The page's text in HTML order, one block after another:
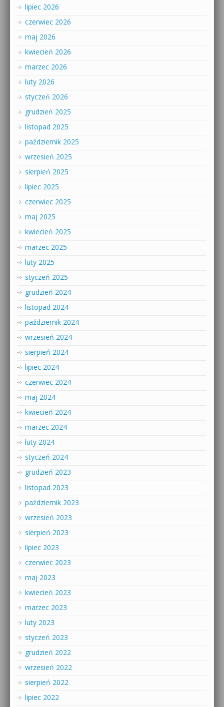
lipiec 2026
czerwiec 2026
maj 2026
kwiecień 2026
marzec 2026
luty 2026
styczeń 2026
grudzień 2025
listopad 2025
październik 2025
wrzesień 2025
sierpień 2025
lipiec 2025
czerwiec 2025
maj 2025
kwiecień 2025
marzec 2025
luty 2025
styczeń 2025
grudzień 2024
listopad 2024
październik 2024
wrzesień 2024
sierpień 2024
lipiec 2024
czerwiec 2024
maj 2024
kwiecień 2024
marzec 2024
luty 2024
styczeń 2024
grudzień 2023
listopad 2023
październik 2023
wrzesień 2023
sierpień 2023
lipiec 2023
czerwiec 2023
maj 2023
kwiecień 2023
marzec 2023
luty 2023
styczeń 2023
grudzień 2022
wrzesień 2022
sierpień 2022
lipiec 2022